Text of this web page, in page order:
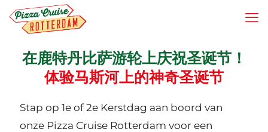
在鹿特丹比萨游轮上庆祝圣诞节！
体验马斯河上的神奇圣诞节
Stap op 1e of 2e Kerstdag aan boord van
onze Pizza Cruise Rotterdam voor een